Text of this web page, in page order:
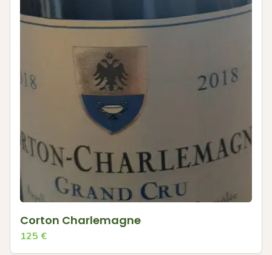
Corton Charlemagne
125 €